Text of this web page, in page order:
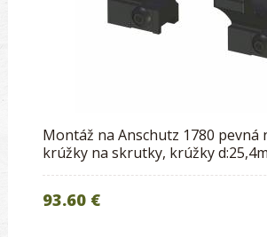
Montáž na Anschutz 1780 pevná
krúžky na skrutky, krúžky
93.60 €